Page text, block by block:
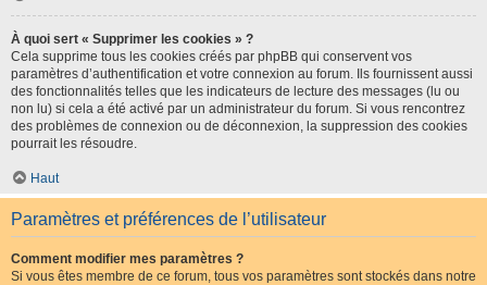
À quoi sert « Supprimer les cookies » ?
Cela supprime tous les cookies créés par phpBB qui conservent vos
paramètres d’authentification et votre connexion au forum. Ils fournissent aussi
des fonctionnalités telles que les indicateurs de lecture des messages (lu ou
non lu) si cela a été activé par un administrateur du forum. Si vous rencontrez
des problèmes de connexion ou de déconnexion, la suppression des cookies
pourrait les résoudre.
Haut
Paramètres et préférences de l’utilisateur
Comment modifier mes paramètres ?
Si vous êtes membre de ce forum, tous vos paramètres sont stockés dans notre